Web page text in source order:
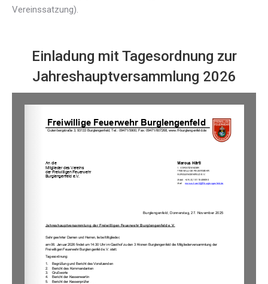
Vereinssatzung).
Einladung mit Tagesordnung zur
Jahreshauptversammlung 2026